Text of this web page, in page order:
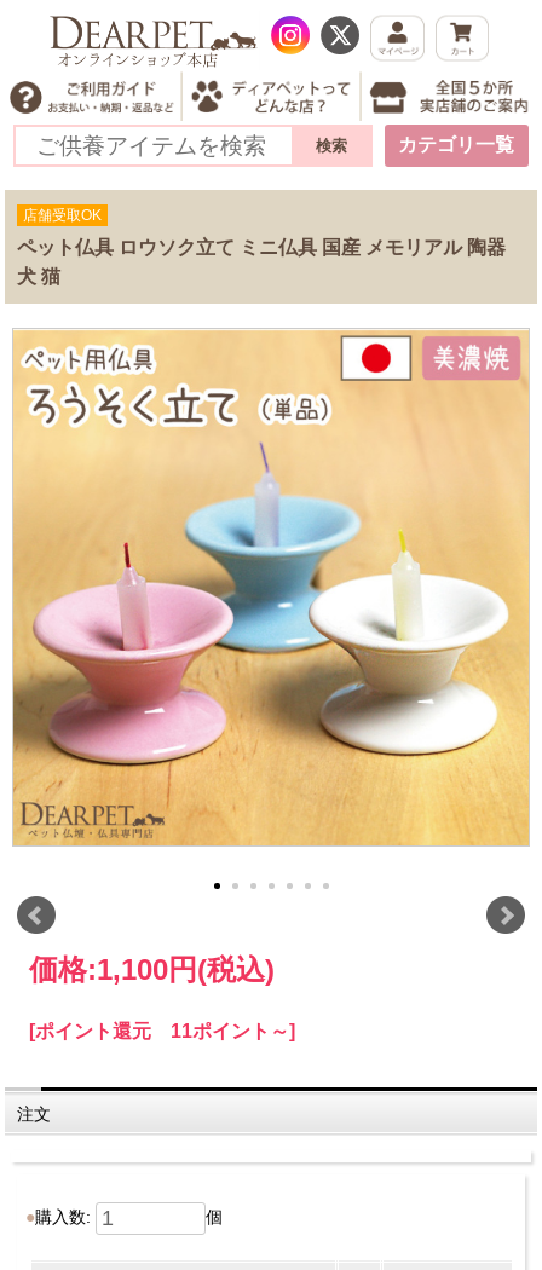
カテゴリ一覧
店舗受取OK
ペット仏具 ロウソク立て ミニ仏具 国産 メモリアル 陶器
犬 猫
価格:1,100円(税込)
[ポイント還元 11ポイント～]
注文
購入数: 個